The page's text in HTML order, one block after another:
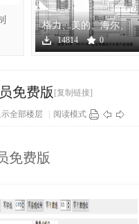
格力、美的、海尔、
海信、奥克斯几十个
空调
14814 0
免费版 [复制链接]
示全部楼层 阅读模式
免费版